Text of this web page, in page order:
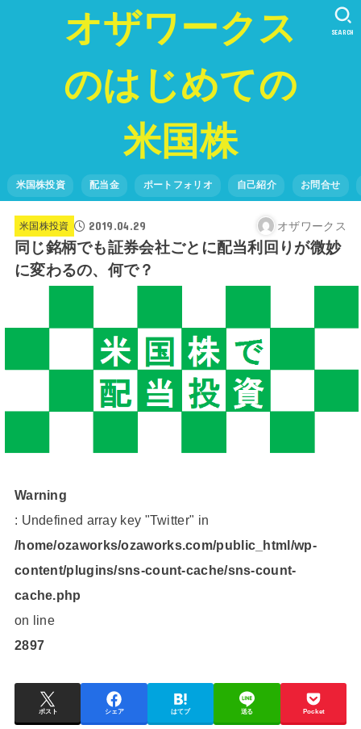
オザワークス
のはじめての
米国株
米国株投資 配当金 ポートフォリオ 自己紹介 お問合せ
SEARCH
米国株投資 2019.04.29 オザワークス
同じ銘柄でも証券会社ごとに配当利回りが微妙
に変わるの、何で？
Warning
: Undefined array key "Twitter" in
/home/ozaworks/ozaworks.com/public_html/wp-
content/plugins/sns-count-cache/sns-count-
cache.php
on line
2897
ポスト シェア はてブ 送る Pocket